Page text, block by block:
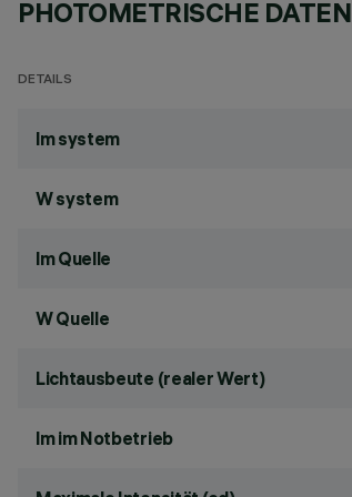
PHOTOMETRISCHE DATEN
DETAILS
lm system
W system
lm Quelle
W Quelle
Lichtausbeute (realer Wert)
lm im Notbetrieb